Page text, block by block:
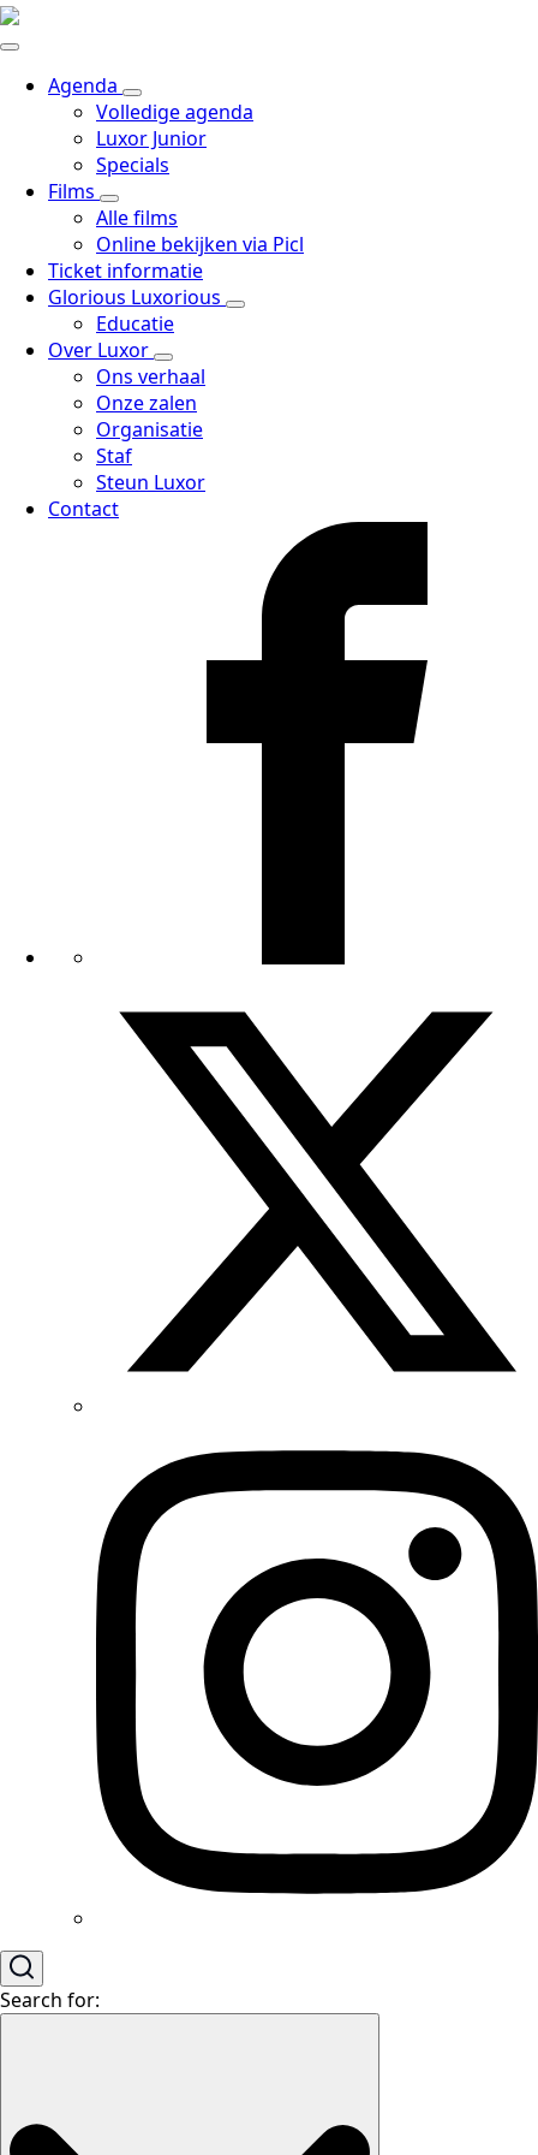
Agenda
Volledige agenda
Luxor Junior
Specials
Films
Alle films
Online bekijken via Picl
Ticket informatie
Glorious Luxorious
Educatie
Over Luxor
Ons verhaal
Onze zalen
Organisatie
Staf
Steun Luxor
Contact
Search for: